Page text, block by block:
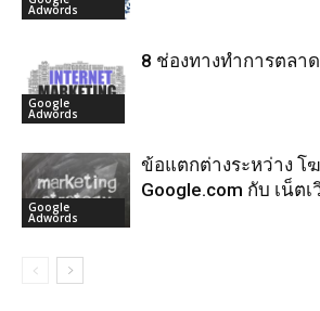
Adwords
Google
Adwords
8 ช่องทางทำการตลา
Google
Adwords
ข้อแตกต่างระหว่าง
Google.com กับ เน็ตเ